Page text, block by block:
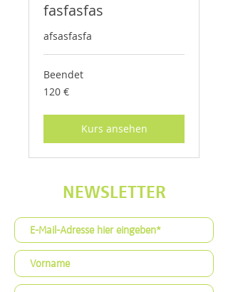
fasfasfas
afsasfasfa
Beendet
120
Euro
120 €
Kurs ansehen
NEWSLETTER